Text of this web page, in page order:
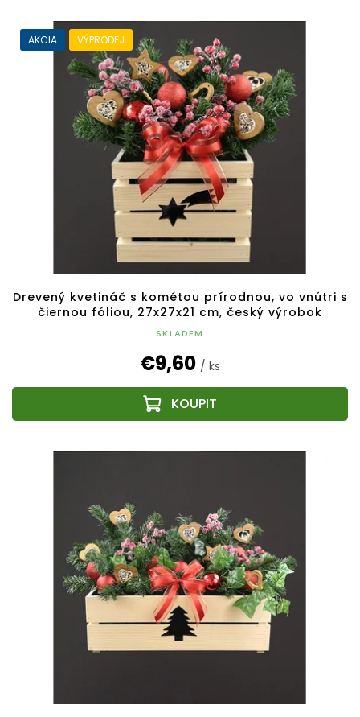
AKCIA VÝPRODEJ
Drevený kvetináč s kométou prírodnou, vo vnútri s
čiernou fóliou, 27x27x21 cm, český výrobok
SKLADEM
€9,60 / ks